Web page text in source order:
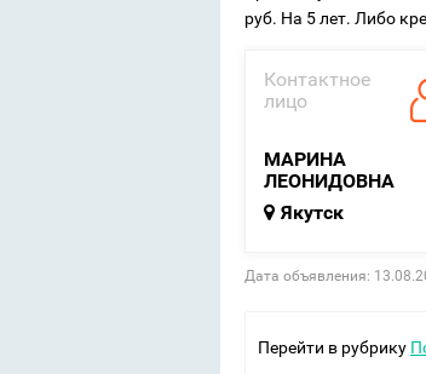
руб. На 5 лет. Либо
Контактное
лицо
МАРИНА
ЛЕОНИДОВНА
Якутск
Дата объявления:
Перейти в рубрику